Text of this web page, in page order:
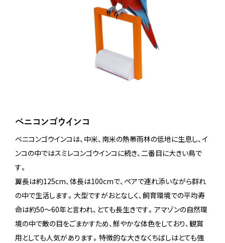
ベニコンゴウインコ
ベニコンゴウインコは、中米、南米の熱帯雨林の低地に生息し、イ
ンコの中ではスミレコンゴウインコに続き、二番目に大きい鳥で
す。
翼長は約125cm、体長は100cmで、ペアで連れ添いながら群れ
の中で生活します。大型ですがおとなしく、飼育環境での平均寿
命は約50～60年と言われ、とても長生きです。アマゾンの自然環
境の中で敵の目をごまかすため、鮮やかな体色をしており、観賞
用としても人気があります。特徴的な大きなくちばしはとても強